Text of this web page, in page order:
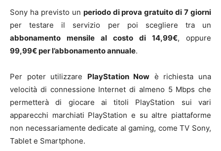
Sony ha previsto un periodo di prova gratuito di 7 giorni
per testare il servizio per poi scegliere tra un
abbonamento mensile al costo di 14,99€, oppure
99,99€ per l’abbonamento annuale.
Per poter utilizzare PlayStation Now è richiesta una
velocità di connessione Internet di almeno 5 Mbps che
permetterà di giocare ai titoli PlayStation sui vari
apparecchi marchiati PlayStation e su altre piattaforme
non necessariamente dedicate al gaming, come TV Sony,
Tablet e Smartphone.